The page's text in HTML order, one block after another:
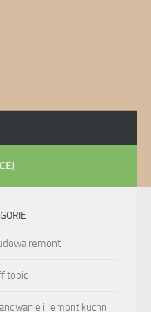
remont
topic
i remont kuchni